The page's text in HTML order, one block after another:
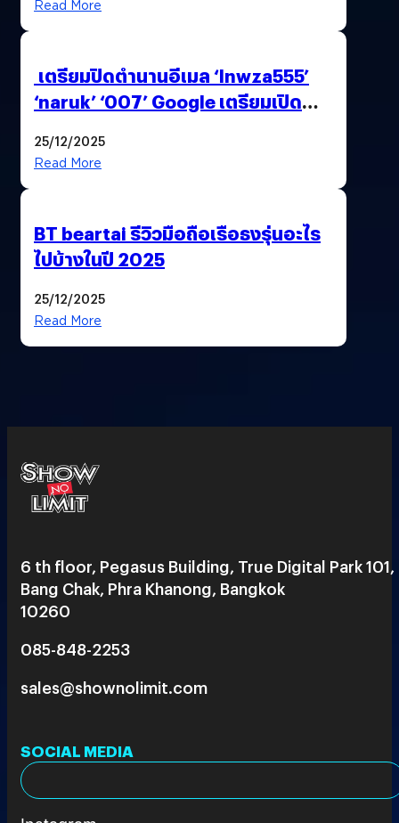
Read More
เตรียมปิดตำนานอีเมล ‘lnwza555’
‘naruk’ ‘007’ Google เตรียมเปิด
25/12/2025
Read More
BT beartai รีวิวมือถือเรือธงรุ่นอะไร
ไปบ้างในปี 2025
25/12/2025
Read More
6 th floor, Pegasus Building, True Digital Park 101,
Bang Chak, Phra Khanong, Bangkok
10260
085-848-2253
sales@shownolimit.com
SOCIAL MEDIA